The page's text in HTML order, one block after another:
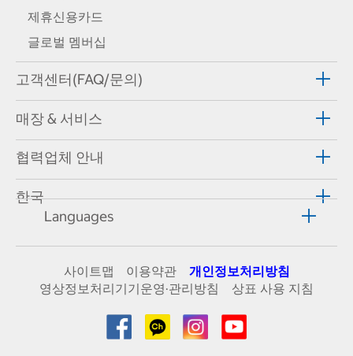
제휴신용카드
글로벌 멤버십
고객센터(FAQ/문의)
매장 & 서비스
협력업체 안내
한국
Languages
사이트맵 이용약관
개인정보처리방침
영상정보처리기기운영·관리방침
상표 사용 지침